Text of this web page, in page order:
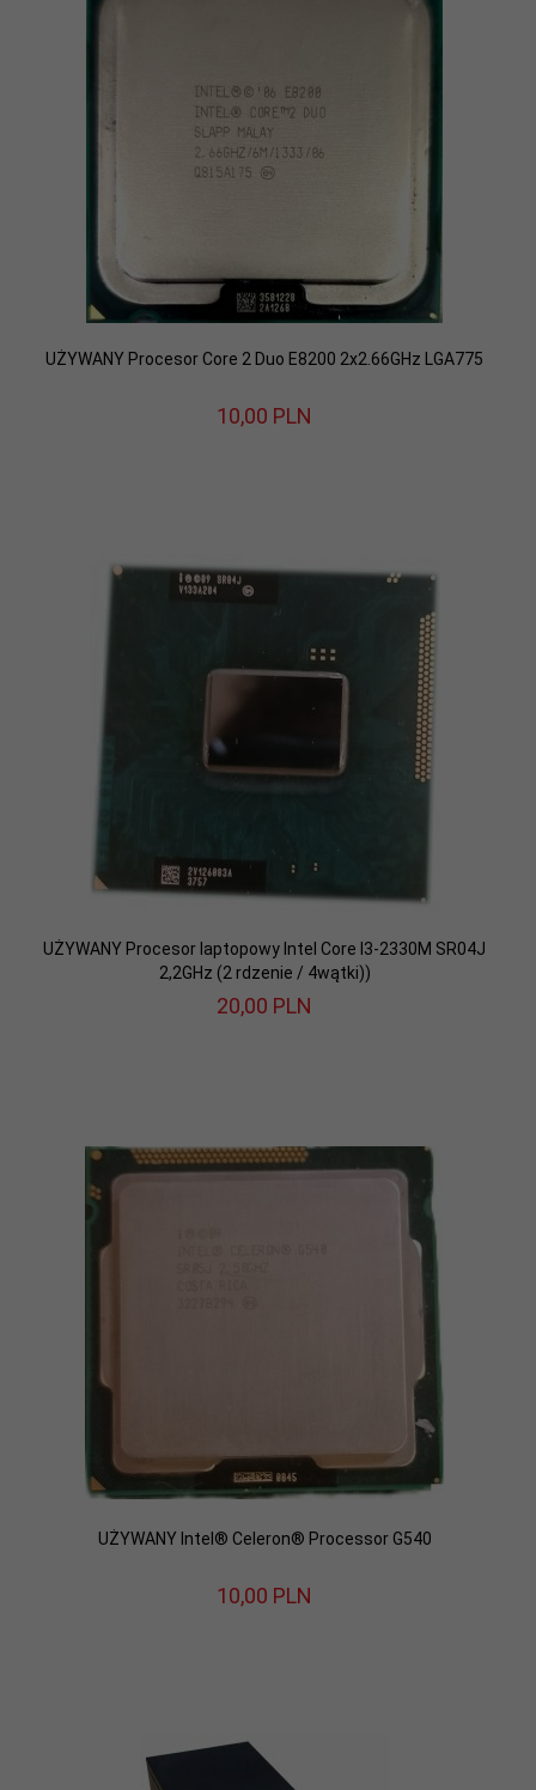
UŻYWANY Procesor Core 2 Duo E8200 2x2.66GHz LGA775
10,00 PLN
UŻYWANY Procesor laptopowy Intel Core I3-2330M SR04J
2,2GHz (2 rdzenie / 4wątki))
20,00 PLN
UŻYWANY Intel® Celeron® Processor G540
10,00 PLN